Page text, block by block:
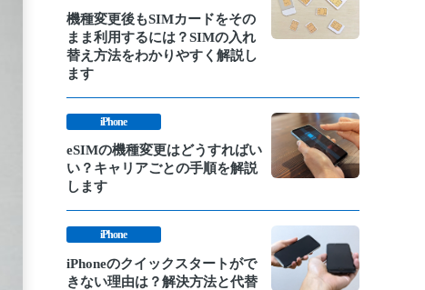
機種変更後もSIMカードをその
まま利用するには？SIMの入れ
替え方法をわかりやすく解説し
ます
iPhone
eSIMの機種変更はどうすればい
い？キャリアごとの手順を解説
します
iPhone
iPhoneのクイックスタートがで
きない理由は？解決方法と代替